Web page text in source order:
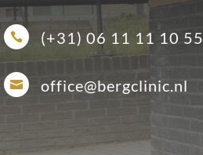
 (+31) 06 11 11 10 55
 office@bergclinic.nl